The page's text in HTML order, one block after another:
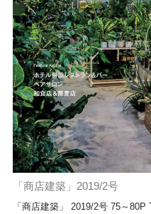
「商店建築」2019/2号
「商店建築」 2019/2号 75～